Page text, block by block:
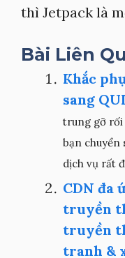
thì Jetpack là
Bài Liên
Khắc
sang
trung gỡ rối
bạn chuyển
dịch vụ rất
CDN đa
truyền
truyền
tranh &